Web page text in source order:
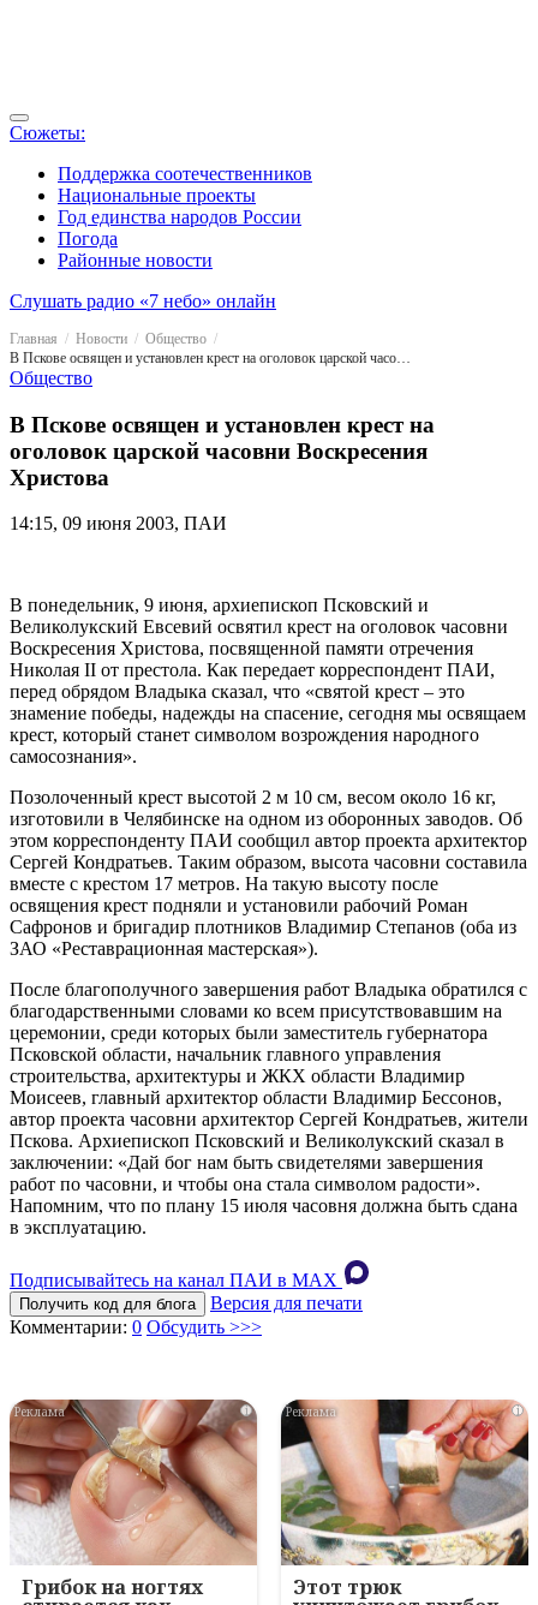
Сюжеты:
Поддержка соотечественников
Национальные проекты
Год единства народов России
Погода
Районные новости
Слушать радио «7 небо» онлайн
Главная Новости
Общество
В Пскове освящен и установлен крест на оголовок царской часовни Воскресения Христова
Общество
В Пскове освящен и установлен крест на
оголовок царской часовни Воскресения
Христова
14:15, 09 июня 2003, ПАИ
В понедельник, 9 июня, архиепископ Псковский и
Великолукский Евсевий освятил крест на оголовок часовни
Воскресения Христова, посвященной памяти отречения
Николая II от престола. Как передает корреспондент ПАИ,
перед обрядом Владыка сказал, что «святой крест – это
знамение победы, надежды на спасение, сегодня мы освящаем
крест, который станет символом возрождения народного
самосознания».
Позолоченный крест высотой 2 м 10 см, весом около 16 кг,
изготовили в Челябинске на одном из оборонных заводов. Об
этом корреспонденту ПАИ сообщил автор проекта архитектор
Сергей Кондратьев. Таким образом, высота часовни составила
вместе с крестом 17 метров. На такую высоту после
освящения крест подняли и установили рабочий Роман
Сафронов и бригадир плотников Владимир Степанов (оба из
ЗАО «Реставрационная мастерская»).
После благополучного завершения работ Владыка обратился с
благодарственными словами ко всем присутствовавшим на
церемонии, среди которых были заместитель губернатора
Псковской области, начальник главного управления
строительства, архитектуры и ЖКХ области Владимир
Моисеев, главный архитектор области Владимир Бессонов,
автор проекта часовни архитектор Сергей Кондратьев, жители
Пскова. Архиепископ Псковский и Великолукский сказал в
заключении: «Дай бог нам быть свидетелями завершения
работ по часовни, и чтобы она стала символом радости».
Напомним, что по плану 15 июля часовня должна быть сдана
в эксплуатацию.
Подписывайтесь на канал ПАИ в MAХ
Получить код для блога
Версия для печати
Комментарии: 0 Обсудить >>>
i
Грибок на ногтях
i
Этот трюк